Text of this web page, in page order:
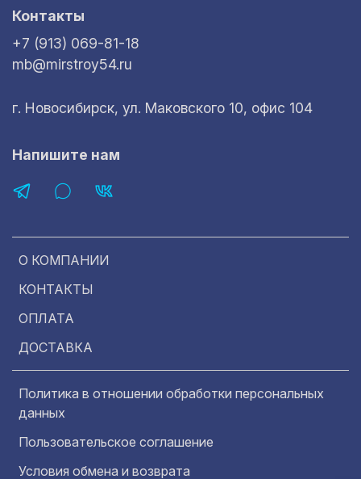
О КОМПАНИИ
КОНТАКТЫ
ОПЛАТА
ДОСТАВКА
Политика в отношении обработки персональных
данных
Пользовательское соглашение
Условия обмена и возврата
Контакты
+7 (913) 069-81-18
mb@mirstroy54.ru
г. Новосибирск, ул. Маковского 10, офис 104
Напишите нам